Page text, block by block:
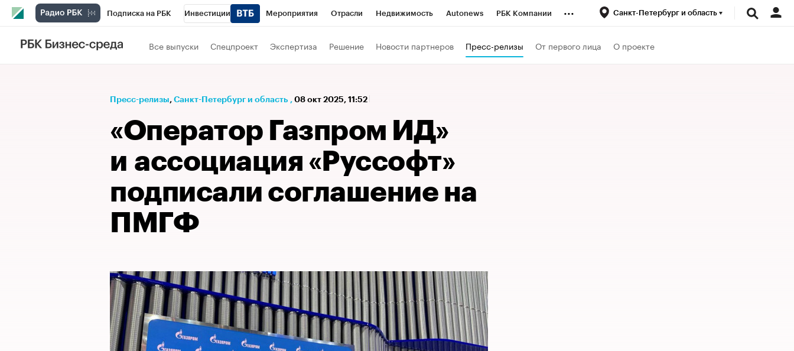
Подписка на РБК Инвестиции Мероприятия Отрасли Недвижимость Autonews РБК Компании
Телеканал
Спецпроекты Политика Бизнес Технологии и медиа
Рынок наличной валюты
... Санкт-Петербург и область
Все выпуски Спецпроект Экспертиза Решение Новости партнеров Пресс-релизы От первого лица О проекте
Пресс-релизы⁠, Санкт-Петербург и область , 08 окт 2025, 11:52
«Оператор Газпром ИД»
и ассоциация «Руссофт»
подписали соглашение на
ПМГФ